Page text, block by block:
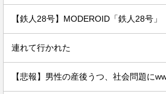
連れて行かれた